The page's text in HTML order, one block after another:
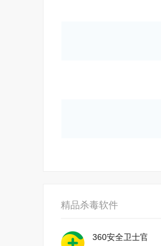
精品杀毒软件
360安全卫士官方版